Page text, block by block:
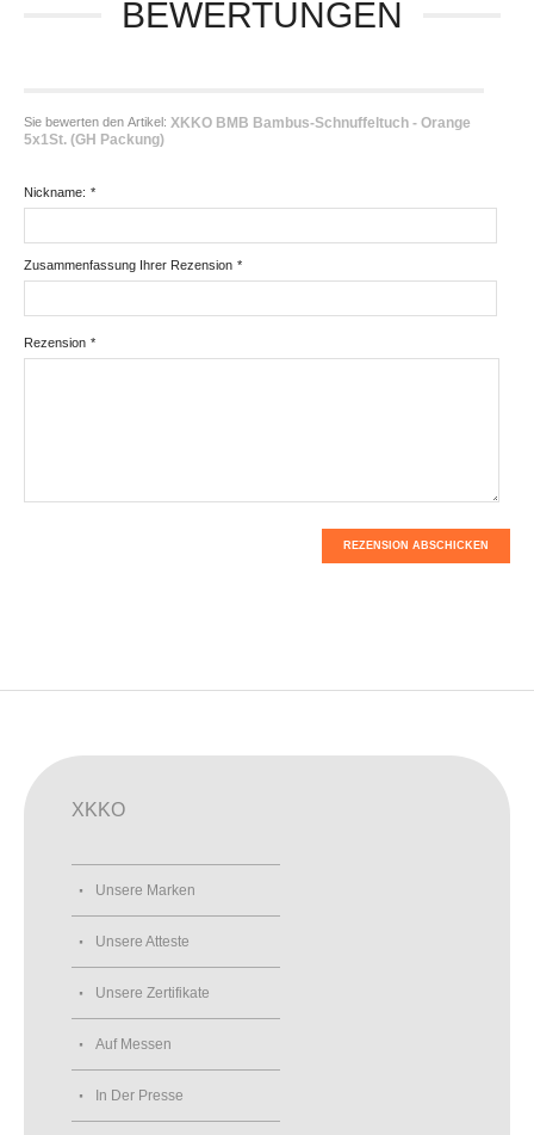
BEWERTUNGEN
Sie bewerten den Artikel: XKKO BMB Bambus-Schnuffeltuch - Orange
5x1St. (GH Packung)
*
Nickname:
*
Zusammenfassung Ihrer Rezension
*
Rezension
REZENSION ABSCHICKEN
XKKO
Unsere Marken
Unsere Atteste
Unsere Zertifikate
Auf Messen
In Der Presse